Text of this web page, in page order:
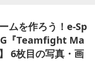
ムを作ろう！e-Sp
『Teamfight Ma
6枚目の写真・画